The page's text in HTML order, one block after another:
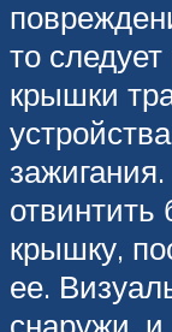
то
крышки
крышку,
ее.